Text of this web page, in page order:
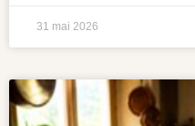
31 mai 2026